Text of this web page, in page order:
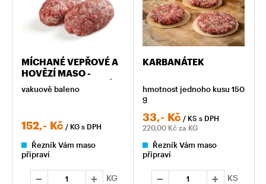
MÍCHANÉ VEPŘOVÉ A
HOVĚZÍ MASO -
NAHRUBO NAMLETÉ A
OSOLENÉ
vakuově baleno
152,- Kč / KG s DPH
Řezník Vám maso
připraví
KG
KARBANÁTEK
hmotnost jednoho kusu 150
g
33,- Kč / KS s DPH
220,00 Kč za KG
Řezník Vám maso
připraví
KS